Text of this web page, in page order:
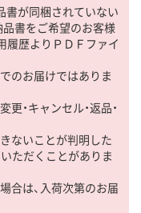
書が同梱されていない
書をご希望のお客様
履歴よりＰＤＦファイ
のお届けではありま
・キャンセル・返品・
ないことが判明した
ただくことがありま
合は、入荷次第のお届